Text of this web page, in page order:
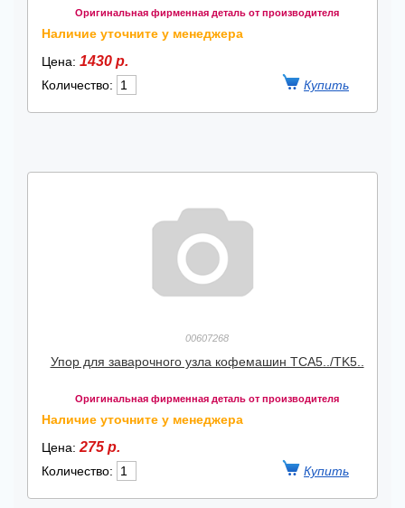
Оригинальная фирменная деталь от производителя
Наличие уточните у менеджера
Цена: 1430 р.
Количество:
00607268
Упор для заварочного узла кофемашин TCA5../TK5..
Оригинальная фирменная деталь от производителя
Наличие уточните у менеджера
Цена: 275 р.
Количество: